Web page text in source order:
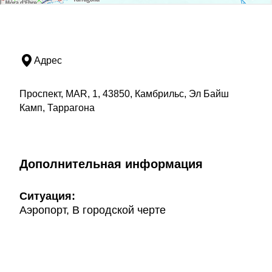
Адрес
Проспект, MAR, 1, 43850, Камбрильс, Эл Байш
Камп, Таррагона
Дополнительная информация
Ситуация:
Аэропорт, В городской черте